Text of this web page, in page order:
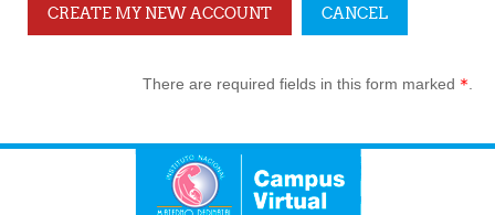
There are required fields in this form marked